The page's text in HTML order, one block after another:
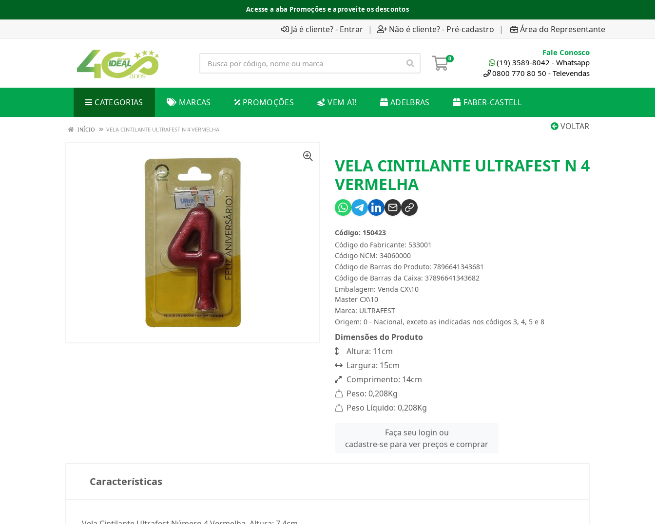
Acesse a aba Promoções e aproveite os descontos
Já é cliente? - Entrar | Não é cliente? - Pré-cadastro | Área do Representante
0
Fale Conosco
(19) 3589-8042 - Whatsapp
0800 770 80 50 - Televendas
CATEGORIAS MARCAS PROMOÇÕES VEM AI! ADELBRAS FABER-CASTELL
VOLTAR
INÍCIO VELA CINTILANTE ULTRAFEST N 4 VERMELHA
VELA CINTILANTE ULTRAFEST N 4
VERMELHA
Código do Fabricante: 533001
Código: 150423
Código NCM: 34060000
Código de Barras do Produto: 7896641343681
Código de Barras da Caixa: 37896641343682
Embalagem: Venda CX\10
Master CX\10
Marca: ULTRAFEST
Origem: 0 - Nacional, exceto as indicadas nos códigos 3, 4, 5 e 8
Dimensões do Produto
Altura: 11cm
Largura: 15cm
Comprimento: 14cm
Peso: 0,208Kg
Peso Líquido: 0,208Kg
Faça seu login ou
cadastre-se para ver preços e comprar
Características